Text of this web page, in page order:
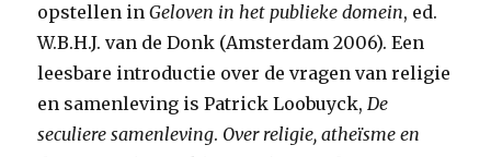
opstellen inGeloven in het publieke domein, ed.
W.B.H.J. van de Donk (Amsterdam 2006). Een
leesbare introductie over de vragen van religie
en samenleving is Patrick Loobuyck,De
seculiere samenleving. Over religie, atheïsme en